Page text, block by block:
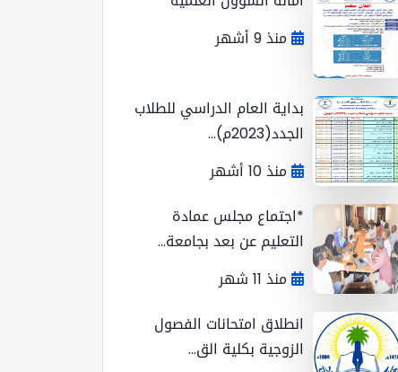
منذ 9 أشهر
بداية العام الدراسي للطلاب
الجدد(2023م)...
منذ 10 أشهر
*اجتماع مجلس عمادة
التعليم عن بعد بجامعة...
منذ 11 شهر
انطلاق امتحانات الفصول
الزوجية بكلية الق...